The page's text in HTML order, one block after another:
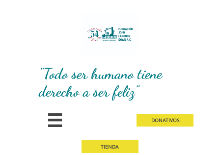
"Todo ser humano tiene
derecho a ser feliz"
 D​​ONATIVOS
TIENDA